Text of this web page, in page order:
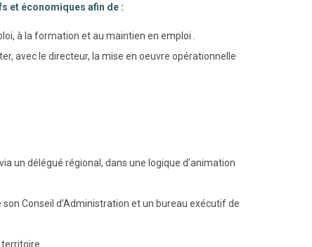
et économiques afin de :
à la formation et au maintien en emploi .
avec le directeur, la mise en oeuvre opérationnelle
un délégué régional, dans une logique d’animation
Conseil d’Administration et un bureau exécutif de